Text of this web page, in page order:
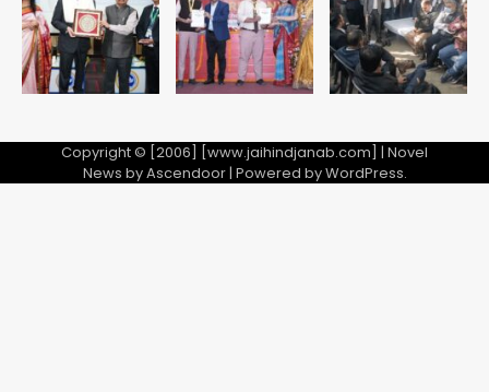
28 साल बाद कानून के शिकंजे में आया हत्या का
फरार आरोपी
Copyright © [2006] [www.jaihindjanab.com] | Novel
News byAscendoor| Powered byWordPress.